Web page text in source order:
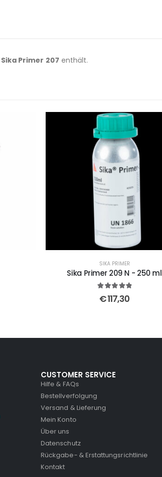
Sika Primer 207 enthält.
SIKA PRIMER
Sika Primer 209 N - 250 ml
out of 5
€117,30
CUSTOMER SERVICE
Hilfe & FAQs
Bestellverfolgung
Versand & Lieferung
Mein Konto
Über uns
Datenschutz
Rückgabe- & Erstattungsrichtlinie
Kontakt